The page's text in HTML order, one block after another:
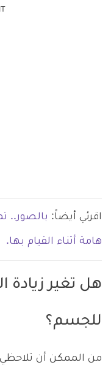
اقرئي أيضاً: بالصور..
هامة أثناء القيام بها.
هل تغير زيادة
للجسم؟
من الممكن أن